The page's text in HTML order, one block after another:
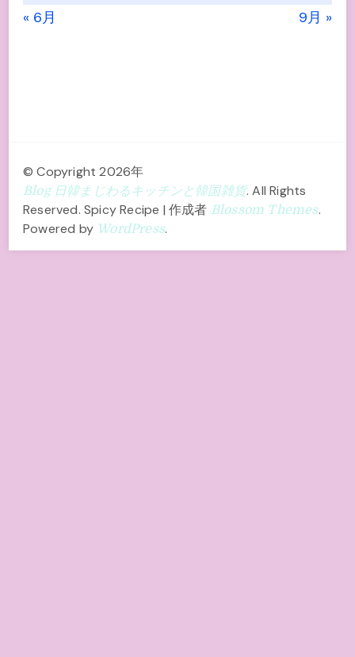
« 6月
9月 »
© Copyright 2026年
Blog 日韓まじわるキッチンと韓国雑貨. All Rights
Reserved. Spicy Recipe | 作成者 Blossom Themes.
Powered by WordPress.